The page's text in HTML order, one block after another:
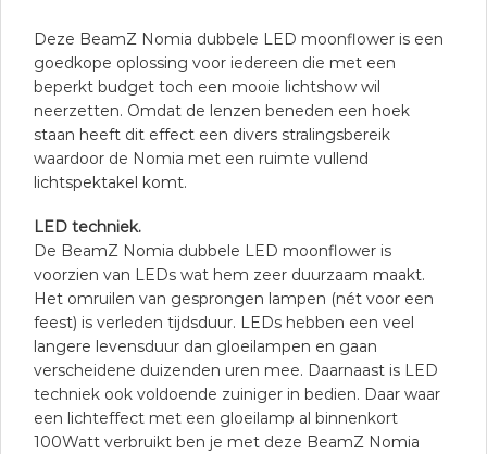
Deze BeamZ Nomia dubbele LED moonflower is een
goedkope oplossing voor iedereen die met een
beperkt budget toch een mooie lichtshow wil
neerzetten. Omdat de lenzen beneden een hoek
staan heeft dit effect een divers stralingsbereik
waardoor de Nomia met een ruimte vullend
lichtspektakel komt.
LED techniek.
De BeamZ Nomia dubbele LED moonflower is
voorzien van LEDs wat hem zeer duurzaam maakt.
Het omruilen van gesprongen lampen (nét voor een
feest) is verleden tijdsduur. LEDs hebben een veel
langere levensduur dan gloeilampen en gaan
verscheidene duizenden uren mee. Daarnaast is LED
techniek ook voldoende zuiniger in bedien. Daar waar
een lichteffect met een gloeilamp al binnenkort
100Watt verbruikt ben je met deze BeamZ Nomia